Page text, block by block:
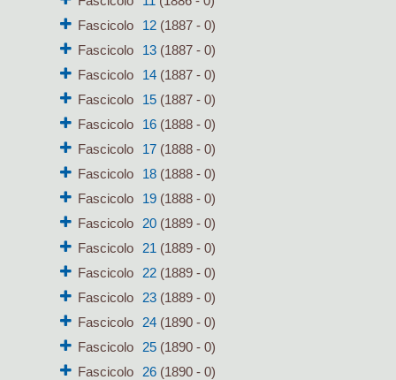
Fascicolo
12(1887 - 0)
Fascicolo
13(1887 - 0)
Fascicolo
14(1887 - 0)
Fascicolo
15(1887 - 0)
Fascicolo
16(1888 - 0)
Fascicolo
17(1888 - 0)
Fascicolo
18(1888 - 0)
Fascicolo
19(1888 - 0)
Fascicolo
20(1889 - 0)
Fascicolo
21 (1889 - 0)
Fascicolo
22(1889 - 0)
Fascicolo
23(1889 - 0)
Fascicolo
24(1890 - 0)
Fascicolo
25(1890 - 0)
Fascicolo
26(1890 - 0)